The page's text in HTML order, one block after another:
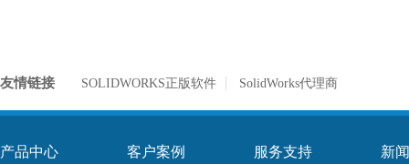
友情链接 SOLIDWORKS正版软件 SolidWorks代理商
产品中心 客户案例 服务支持 新